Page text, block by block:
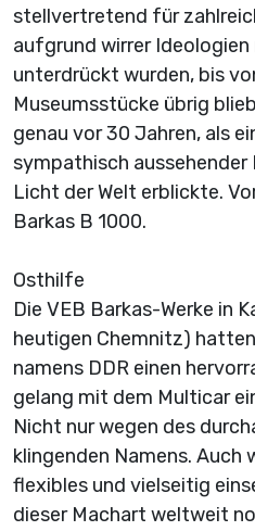
stellvertretend für
aufgrund wirrer
unterdrückt wurden, bis
Museumsstücke übrig
genau vor 30 Jahren, als
sympathisch aussehender
Licht der Welt erblickte.
Barkas B 1000.
Osthilfe
Die VEB Barkas-Werke in
heutigen Chemnitz)
namens DDR einen
gelang mit dem Multicar
Nicht nur wegen des
klingenden Namens. Auch
flexibles und vielseitig
dieser Machart weltweit